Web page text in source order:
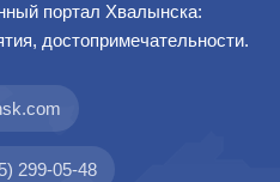
портал Хвалынска:
достопримечательности.
299-05-48